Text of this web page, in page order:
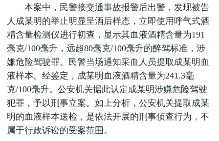
本案中，民警接交通事故报警后出警，发现被告
人成某明的举止明显呈酒后样态，立即使用呼气式酒
精含量检测仪进行初查，显示其血液酒精含量为191
毫克/100毫升，远超80毫克/100毫升的醉驾标准，涉
嫌危险驾驶罪。民警当场通知采血人员提取成某明血
液样本。经鉴定，成某明血液酒精含量为241.3毫
克/100毫升。公安机关据此认定成某明涉嫌危险驾驶
犯罪，予以刑事立案。如上分析，公安机关提取成某
明的血液样本送检，是依法开展的刑事侦查行为，不
属于行政诉讼的受案范围。